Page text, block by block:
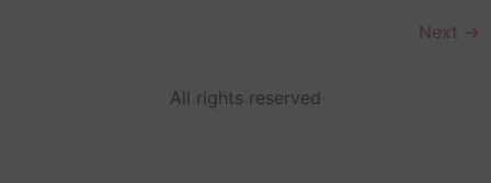
Next →
All rights reserved